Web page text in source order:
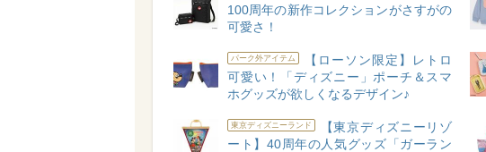
100周年の新作コレクションがさすがの
可愛さ！
パーク外アイテム
【ローソン限定】レトロ
可愛い！「ディズニー」ポーチ＆スマ
ホグッズが欲しくなるデザイン♪
東京ディズニーランド
【東京ディズニーリゾ
ート】40周年の人気グッズ「ガーラン